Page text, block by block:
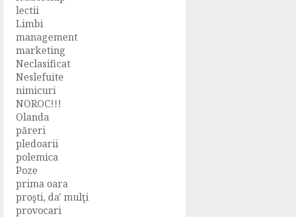
lectii
Limbi
management
marketing
Neclasificat
Neslefuite
nimicuri
NOROC!!!
Olanda
păreri
pledoarii
polemica
Poze
prima oara
proşti, da' mulţi
provocari